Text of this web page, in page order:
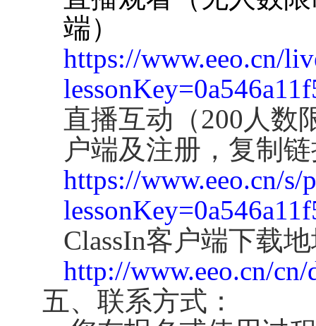
端）
https://www.eeo.cn/
直播互动（200 人数
户端及注册，复制
https://www.eeo.cn/s/
ClassIn客户端下载
http://www.eeo.cn/
五、联系方式：